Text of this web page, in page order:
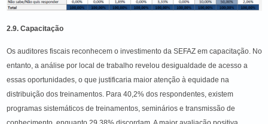
2.9. Capacitação
Os auditores fiscais reconhecem o investimento da SEFAZ em capacitação. No
entanto, a análise por local de trabalho revelou desigualdade de acesso a
essas oportunidades, o que justificaria maior atenção à equidade na
distribuição dos treinamentos. Para 40,2% dos respondentes, existem
programas sistemáticos de treinamentos, seminários e transmissão de